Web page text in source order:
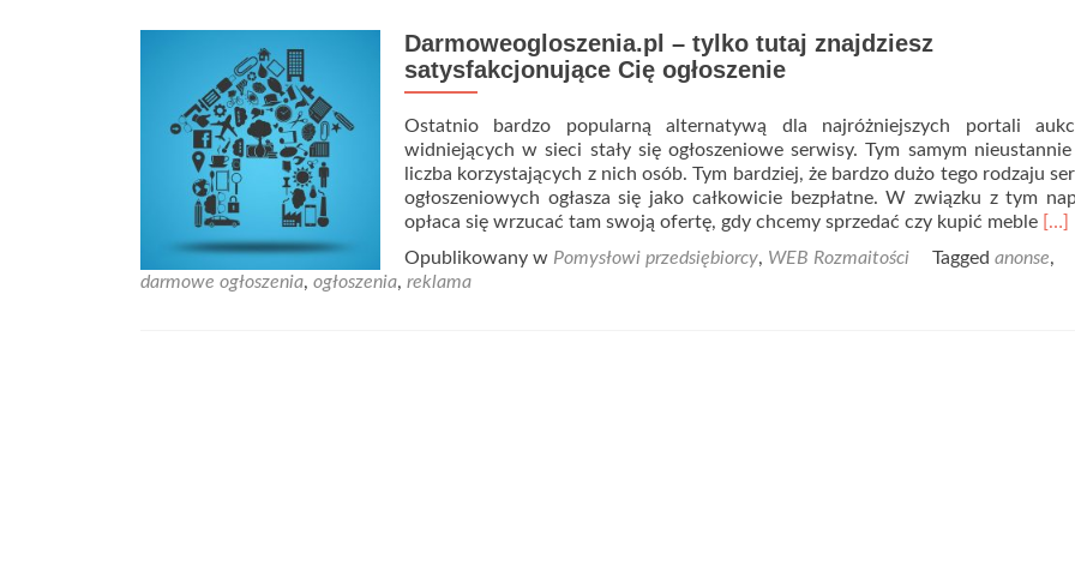
Darmoweogloszenia.pl – tylko tutaj znajdziesz
satysfakcjonujące Cię ogłoszenie
Ostatnio bardzo popularną alternatywą dla najróżniejszych portali
widniejących w sieci stały się ogłoszeniowe serwisy. Tym samym
liczba korzystających z nich osób. Tym bardziej, że bardzo dużo tego rodzaju
ogłoszeniowych ogłasza się jako całkowicie bezpłatne. W związku z tym
opłaca się wrzucać tam swoją ofertę, gdy chcemy sprzedać czy kupić meble Read
[…]
Opublikowany w Pomysłowi przedsiębiorcy, WEB Rozmaitości Tagged anonse,
darmowe ogłoszenia, ogłoszenia, reklama